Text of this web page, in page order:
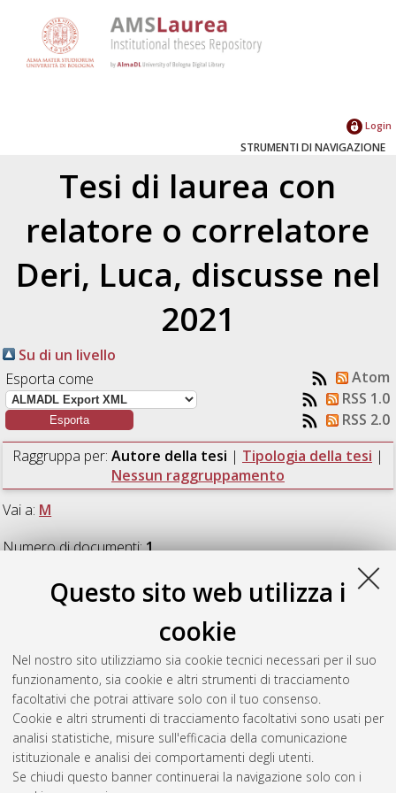
Questo sito web utilizza i
cookie
Nel nostro sito utilizziamo sia cookie tecnici necessari per il suo
funzionamento, sia cookie e altri strumenti di tracciamento
facoltativi che potrai attivare solo con il tuo consenso.
Cookie e altri strumenti di tracciamento facoltativi sono usati per
analisi statistiche, misure sull'efficacia della comunicazione
istituzionale e analisi dei comportamenti degli utenti.
Se chiudi questo banner continuerai la navigazione solo con i
Login
STRUMENTI DI NAVIGAZIONE
Tesi di laurea con
relatore o correlatore
Deri, Luca, discusse nel
2021
Su di un livello
Esporta come
Atom
RSS 1.0
RSS 2.0
Raggruppa per: Autore della tesi | Tipologia della tesi |
Nessun raggruppamento
Vai a: M
Numero di documenti:1.
composti organici volatili in un colorificio.[Laurea magistrale],
Università di Bologna, Corso di Studio in Ingegneria chimica e
di processo [LM-DM270], Documento full-text non disponibile
Questa lista e' stata generata ilThu Aug 6 20:58:20 2026
CEST